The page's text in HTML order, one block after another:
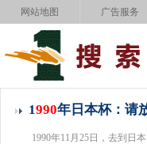
网站地图 广告服务
1990年日本杯：请
1990年11月25日，去到日